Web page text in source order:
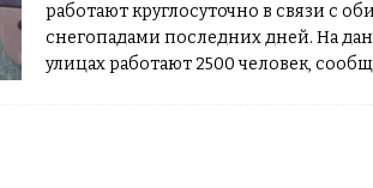
Казахстана
работают круглосуточно в связи с
снегопадами последних дней. На
улицах работают 2500 человек,